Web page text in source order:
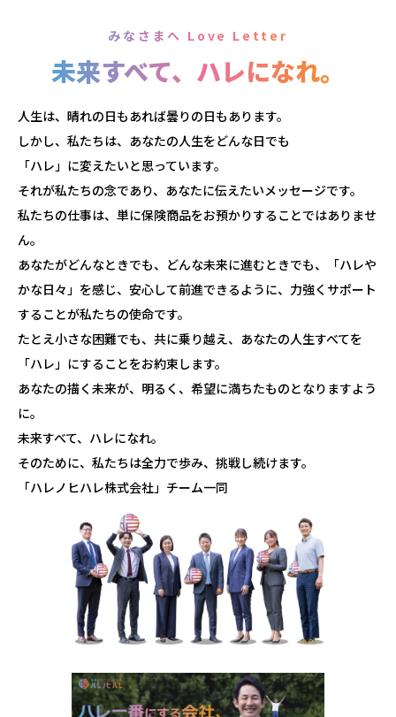
みなさまへ Love Letter
未来すべて、ハレになれ。
人生は、晴れの日もあれば曇りの日もあります。
しかし、私たちは、あなたの人生をどんな日でも
「ハレ」に変えたいと思っています。
それが私たちの念であり、あなたに伝えたいメッセージです。
私たちの仕事は、単に保険商品をお預かりすることではありませ
ん。
あなたがどんなときでも、どんな未来に進むときでも、「ハレや
かな日々」を感じ、安心して前進できるように、力強くサポート
することが私たちの使命です。
たとえ小さな困難でも、共に乗り越え、あなたの人生すべてを
「ハレ」にすることをお約束します。
あなたの描く未来が、明るく、希望に満ちたものとなりますよう
に。
未来すべて、ハレになれ。
そのために、私たちは全力で歩み、挑戦し続けます。
「ハレノヒハレ株式会社」チーム一同